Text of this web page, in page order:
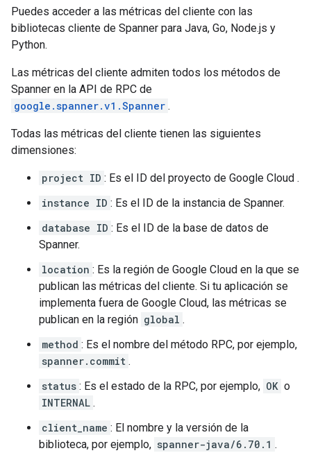
Puedes acceder a las métricas del cliente con las
bibliotecas cliente de Spanner para Java, Go, Node.js y
Python.
Las métricas del cliente admiten todos los métodos de
Spanner en la API de RPC de
google.spanner.v1.Spanner .
Todas las métricas del cliente tienen las siguientes
dimensiones:
project ID : Es el ID del proyecto de Google Cloud .
instance ID : Es el ID de la instancia de Spanner.
database ID : Es el ID de la base de datos de
Spanner.
location : Es la región de Google Cloud en la que se
publican las métricas del cliente. Si tu aplicación se
implementa fuera de Google Cloud, las métricas se
publican en la región global .
method : Es el nombre del método RPC, por ejemplo,
spanner.commit .
status : Es el estado de la RPC, por ejemplo, OK o
INTERNAL .
client_name : El nombre y la versión de la
biblioteca, por ejemplo, spanner-java/6.70.1 .